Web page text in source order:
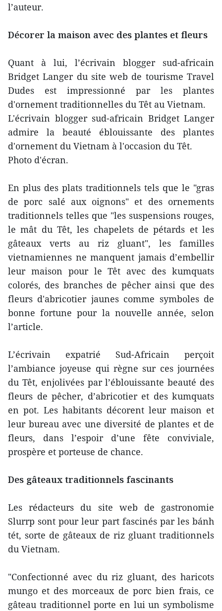
l’auteur.
Décorer la maison avec des plantes et fleurs
Quant à lui, l’écrivain blogger sud-africain
Bridget Langer du site web de tourisme Travel
Dudes est impressionné par les plantes
d'ornement traditionnelles du Têt au Vietnam.
L'écrivain blogger sud-africain Bridget Langer
admire la beauté éblouissante des plantes
d'ornement du Vietnam à l'occasion du Têt.
Photo d'écran.
En plus des plats traditionnels tels que le "gras
de porc salé aux oignons" et des ornements
traditionnels telles que "les suspensions rouges,
le mât du Têt, les chapelets de pétards et les
gâteaux verts au riz gluant", les familles
vietnamiennes ne manquent jamais d’embellir
leur maison pour le Têt avec des kumquats
colorés, des branches de pêcher ainsi que des
fleurs d'abricotier jaunes comme symboles de
bonne fortune pour la nouvelle année, selon
l’article.
L’écrivain expatrié Sud-Africain perçoit
l’ambiance joyeuse qui règne sur ces journées
du Têt, enjolivées par l’éblouissante beauté des
fleurs de pêcher, d’abricotier et des kumquats
en pot. Les habitants décorent leur maison et
leur bureau avec une diversité de plantes et de
fleurs, dans l’espoir d’une fête conviviale,
prospère et porteuse de chance.
Des gâteaux traditionnels fascinants
Les rédacteurs du site web de gastronomie
Slurrp sont pour leur part fascinés par les bánh
tét, sorte de gâteaux de riz gluant traditionnels
du Vietnam.
"Confectionné avec du riz gluant, des haricots
mungo et des morceaux de porc bien frais, ce
gâteau traditionnel porte en lui un symbolisme